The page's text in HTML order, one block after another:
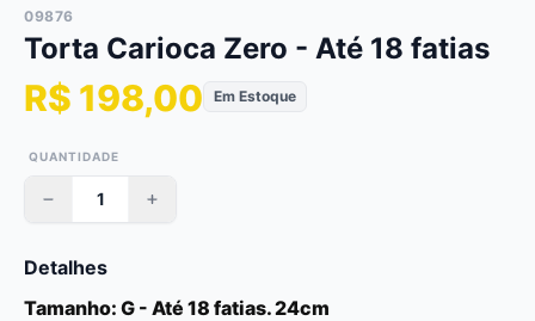
09876
Torta Carioca Zero - Até 18 fatias
R$ 198,00 Em Estoque
QUANTIDADE
Detalhes
Tamanho: G - Até 18 fatias. 24cm